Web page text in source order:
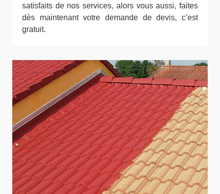
satisfaits de nos services, alors vous aussi, faites
dès maintenant votre demande de devis, c’est
gratuit.